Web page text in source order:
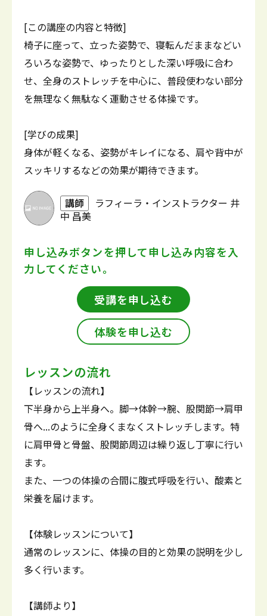
[この講座の内容と特徴]
椅子に座って、立った姿勢で、寝転んだままなどい
ろいろな姿勢で、ゆったりとした深い呼吸に合わ
せ、全身のストレッチを中心に、普段使わない部分
を無理なく無駄なく運動させる体操です。
[学びの成果]
身体が軽くなる、姿勢がキレイになる、肩や背中が
スッキリするなどの効果が期待できます。
講師
ラフィーラ・インストラクター 井
中 昌美
申し込みボタンを押して申し込み内容を入
力してください。
受講を申し込む
体験を申し込む
レッスンの流れ
【レッスンの流れ】
下半身から上半身へ。脚→体幹→腕、股関節→肩甲
骨へ...のように全身くまなくストレッチします。特
に肩甲骨と骨盤、股関節周辺は繰り返し丁寧に行い
ます。
また、一つの体操の合間に腹式呼吸を行い、酸素と
栄養を届けます。
【体験レッスンについて】
通常のレッスンに、体操の目的と効果の説明を少し
多く行います。
【講師より】